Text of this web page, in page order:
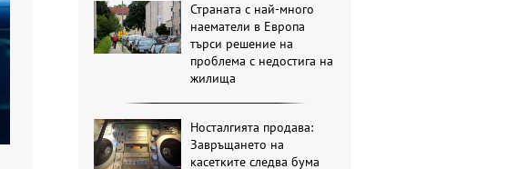
Страната с най-много
наематели в Европа
търси решение на
проблема с недостига на
жилища
Носталгията продава:
Завръщането на
касетките следва бума